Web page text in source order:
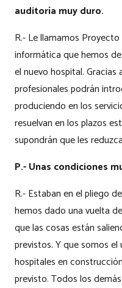
auditoría muy duro.
R.- Le llamamos
informática que hemos
el nuevo hospital.
profesionales podrán
produciendo en los
resuelvan en los plazos
supondrán que les
P.- Unas condiciones
R.- Estaban en el pliego
hemos dado una vuelta
que las cosas están
previstos. Y que somos
hospitales en
previsto. Todos los